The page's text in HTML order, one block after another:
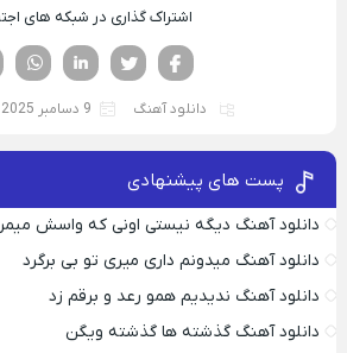
اشتراک گذاری در شبکه های
تویتر
فیسوک
دانلود آهنگ 9 دسامبر 2025
پست های پیشنهادی
دانلود آهنگ دیگه نیستی اونی که واسش
دانلود آهنگ میدونم داری میری تو بی برگرد
دانلود آهنگ ندیدیم همو رعد و برقم زد
دانلود آهنگ گذشته ها گذشته ویگن